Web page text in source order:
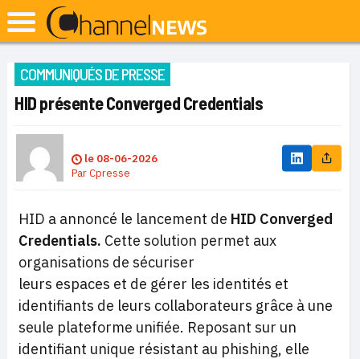
COMMUNIQUÉS DE PRESSE
HID présente Converged Credentials
le 08-06-2026
ParCpresse
HID a annoncé le lancement de HID Converged
Credentials. Cette solution permet aux
organisations de sécuriser
leurs espaces et de gérer les identités et
identifiants de leurs collaborateurs grâce à une
seule plateforme unifiée. Reposant sur un
identifiant unique résistant au phishing, elle